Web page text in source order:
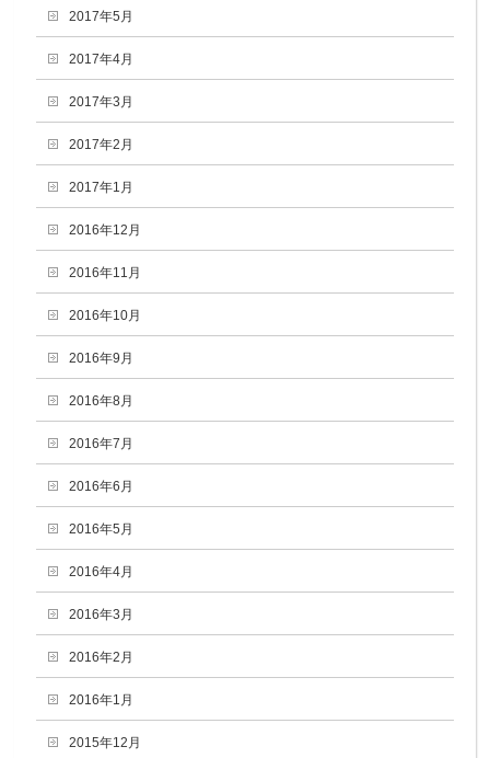
2017年5月
2017年4月
2017年3月
2017年2月
2017年1月
2016年12月
2016年11月
2016年10月
2016年9月
2016年8月
2016年7月
2016年6月
2016年5月
2016年4月
2016年3月
2016年2月
2016年1月
2015年12月